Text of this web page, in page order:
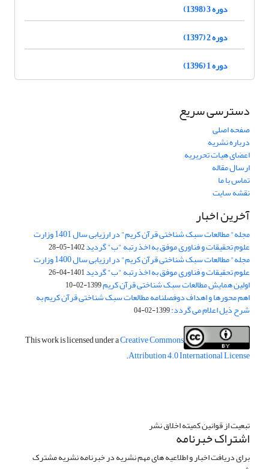
دوره 3 (1398)
دوره 2 (1397)
دوره 1 (1396)
دسترسی سریع
صفحه اصلی
درباره نشریه
اعضای هیات تحریریه
ارسال مقاله
تماس با ما
نقشه سایت
آخرین اخبار
مجله" مطالعات سبک شناختی قرآن کریم" در ارزیابی سال 1401 وزارت
علوم تحقیقات و فناوری موفق به اخذ رتبه "ب" گردید1402-05-28
مجله" مطالعات سبک شناختی قرآن کریم" در ارزیابی سال 1400 وزارت
علوم تحقیقات و فناوری موفق به اخذ رتبه "ب" گردید1401-04-26
اولین همایش مطالعات سبک شناختی قرآن کریم1399-02-10
اهم محورها و اهداف دوفصلنامه مطالعات سبک شناختی قرآن کریم به
شرح ذیل اعلام می گردد:1399-02-04
This work is licensed under aCreative Commons
Attribution 4.0 International License
.
تبعیت از قوانین کمیته اخلاق نشر
اشتراک خبرنامه
برای دریافت اخبار و اطلاعیه های مهم نشریه در خبرنامه نشریه مشترک